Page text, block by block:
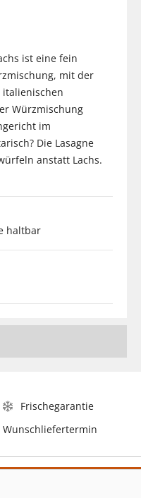
ist eine fein
mit der
italienischen
Würzmischung
im
Die Lasagne
anstatt Lachs.
haltbar
Frischegarantie
Wunschliefertermin